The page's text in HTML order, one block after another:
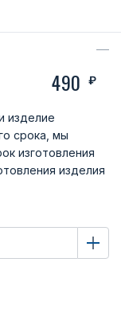
490 ₽
изделие
срока, мы
изготовления
изделия